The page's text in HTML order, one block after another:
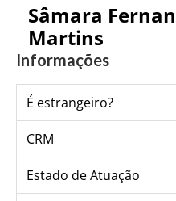
Sâmara
Martins
Informações
É estrangeiro?
CRM
Estado de Atuação